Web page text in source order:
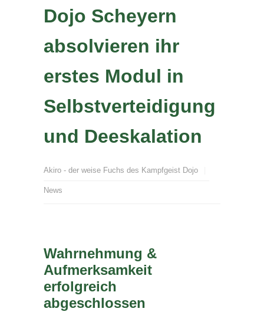
Dojo Scheyern
absolvieren ihr
erstes Modul in
Selbstverteidigung
und Deeskalation
Akiro - der weise Fuchs des Kampfgeist Dojo
News
Wahrnehmung &
Aufmerksamkeit
erfolgreich
abgeschlossen